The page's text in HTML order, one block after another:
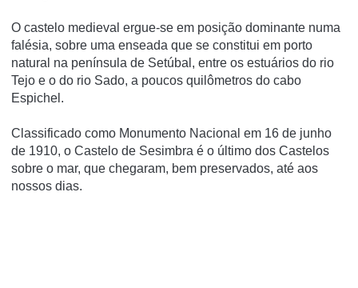
O castelo medieval ergue-se em posição dominante numa
falésia, sobre uma enseada que se constitui em porto
natural na pení­nsula de Setúbal, entre os estuários do rio
Tejo e o do rio Sado, a poucos quilômetros do cabo
Espichel.
Classificado como Monumento Nacional em 16 de junho
de 1910, o Castelo de Sesimbra é o último dos Castelos
sobre o mar, que chegaram, bem preservados, até aos
nossos dias.